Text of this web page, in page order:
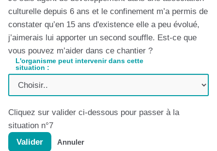
Centre de ressources des Hauts Pays Alpins
Collectif Animacoop
Comité Départemental Olympique et Sportif
des Hautes Alpes
Comité Départemental d'Education et de
Promotion de la Santé des Hautes Alpes
Comptoir des Assos
Délégation des SCOP et SCIC PACA Corse
Département des Hautes-Alpes, CEDRA,
service culturel
culturelle depuis 6 ans et le confinement m’a permis de
constater qu’en 15 ans d'existence elle a peu évolué,
j’aimerais lui apporter un second souffle. Est-ce que
vous pouvez m’aider dans ce chantier ?
L'organisme peut intervenir dans cette
situation :
Cliquez sur valider ci-dessous pour passer à la
situation n°7
Valider
Annuler